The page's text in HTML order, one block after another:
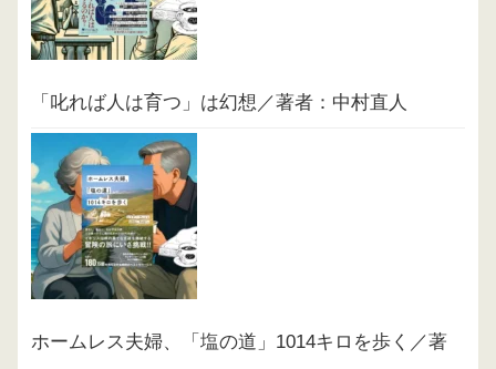
「叱れば人は育つ」は幻想／著者：中村直人
ホームレス夫婦、「塩の道」1014キロを歩く／著